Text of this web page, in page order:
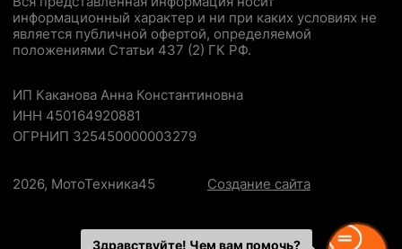
Здравствуйте! Чем вам помочь?